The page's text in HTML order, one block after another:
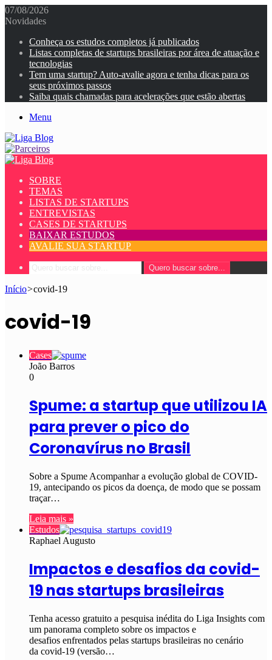
07/08/2026
Novidades
Conheça os estudos completos já publicados
Listas completas de startups brasileiras por área de atuação e
tecnologias
Tem uma startup? Auto-avalie agora e tenha dicas para os
seus próximos passos
Saiba quais chamadas para acelerações que estão abertas
Menu
SOBRE
TEMAS
LISTAS DE STARTUPS
ENTREVISTAS
CASES DE STARTUPS
BAIXAR ESTUDOS
AVALIE SUA STARTUP
Quero buscar sobre...
Início>covid-19
covid-19
Cases
João Barros
0
Spume: a startup que utilizou IA
para prever o pico do
Coronavírus no Brasil
Sobre a Spume Acompanhar a evolução global de COVID-
19, antecipando os picos da doença, de modo que se possam
traçar…
Leia mais »
Estudos
Raphael Augusto
Impactos e desafios da covid-
19 nas startups brasileiras
Tenha acesso gratuito a pesquisa inédita do Liga Insights com
um panorama completo sobre os impactos e
desafios enfrentados pelas startups brasileiras no cenário
da covid-19 (versão…